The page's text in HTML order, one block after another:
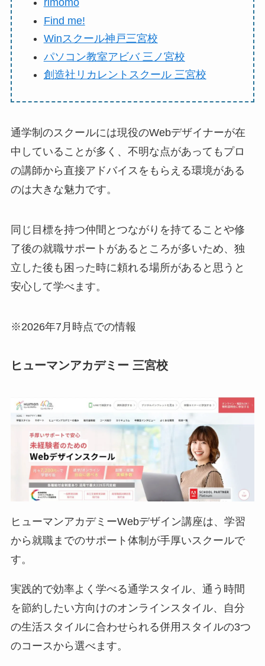
rimomo
Find me!
Winスクール神戸三宮校
パソコン教室アビバ 三ノ宮校
創造社リカレントスクール 三宮校
通学制のスクールには現役のWebデザイナーが在
中していることが多く、不明な点があってもプロ
の講師から直接アドバイスをもらえる環境がある
のは大きな魅力です。
同じ目標を持つ仲間とつながりを持てることや修
了後の就職サポートがあるところが多いため、独
立した後も困った時に頼れる場所があると思うと
安心して学べます。
※2026年7月時点での情報
ヒューマンアカデミー 三宮校
ヒューマンアカデミーWebデザイン講座は、学習
から就職までのサポート体制が手厚いスクールで
す。
実践的で効率よく学べる通学スタイル、通う時間
を節約したい方向けのオンラインスタイル、自分
の生活スタイルに合わせられる併用スタイルの3つ
のコースから選べます。